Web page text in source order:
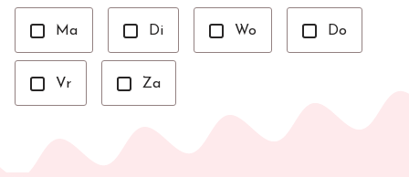
Ma Di Wo Do
Vr Za